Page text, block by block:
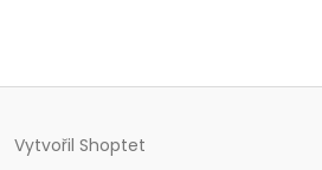
Vytvořil Shoptet